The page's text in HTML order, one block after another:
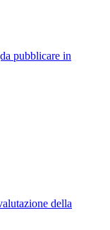
pubblicare in
della